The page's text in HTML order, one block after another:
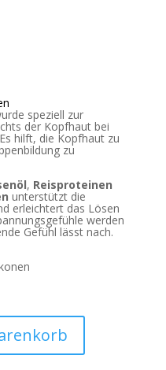
speziell zur
der Kopfhaut bei
hilft, die Kopfhaut zu
zu
, Reisproteinen
unterstützt die
erleichtert das Lösen
werden
Gefühl lässt nach.